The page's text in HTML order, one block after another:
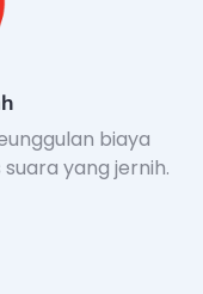
biaya
yang jernih.